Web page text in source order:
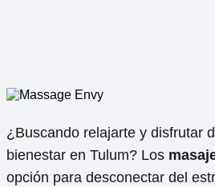
¿Buscando relajarte y disfrutar
bienestar en Tulum? Los
opción para desconectar del